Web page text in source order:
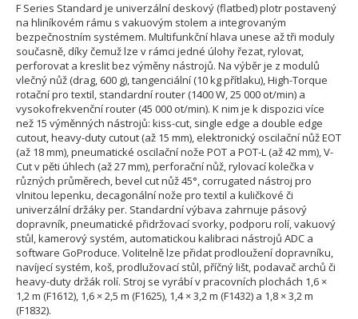
F Series Standard je univerzální deskový (flatbed) plotr postavený
na hliníkovém rámu s vakuovým stolem a integrovaným
bezpečnostním systémem. Multifunkční hlava unese až tři moduly
současně, díky čemuž lze v rámci jedné úlohy řezat, rylovat,
perforovat a kreslit bez výměny nástrojů. Na výběr je z modulů
vlečný nůž (drag, 600 g), tangenciální (10 kg přítlaku), High-Torque
rotační pro textil, standardní router (1400 W, 25 000 ot/min) a
vysokofrekvenční router (45 000 ot/min). K nim je k dispozici více
než 15 výměnných nástrojů: kiss-cut, single edge a double edge
cutout, heavy-duty cutout (až 15 mm), elektronický oscilační nůž EOT
(až 18 mm), pneumatické oscilační nože POT a POT-L (až 42 mm), V-
Cut v pěti úhlech (až 27 mm), perforační nůž, rylovací kolečka v
různých průměrech, bevel cut nůž 45°, corrugated nástroj pro
vlnitou lepenku, decagonální nože pro textil a kuličkové či
univerzální držáky per. Standardní výbava zahrnuje pásový
dopravník, pneumatické přidržovací svorky, podporu rolí, vakuový
stůl, kamerový systém, automatickou kalibraci nástrojů ADC a
software GoProduce. Volitelně lze přidat prodloužení dopravníku,
navíjecí systém, koš, prodlužovací stůl, příčný lišt, podavač archů či
heavy-duty držák rolí. Stroj se vyrábí v pracovních plochách 1,6 ×
1,2 m (F1612), 1,6 × 2,5 m (F1625), 1,4 × 3,2 m (F1432) a 1,8 × 3,2 m
(F1832).